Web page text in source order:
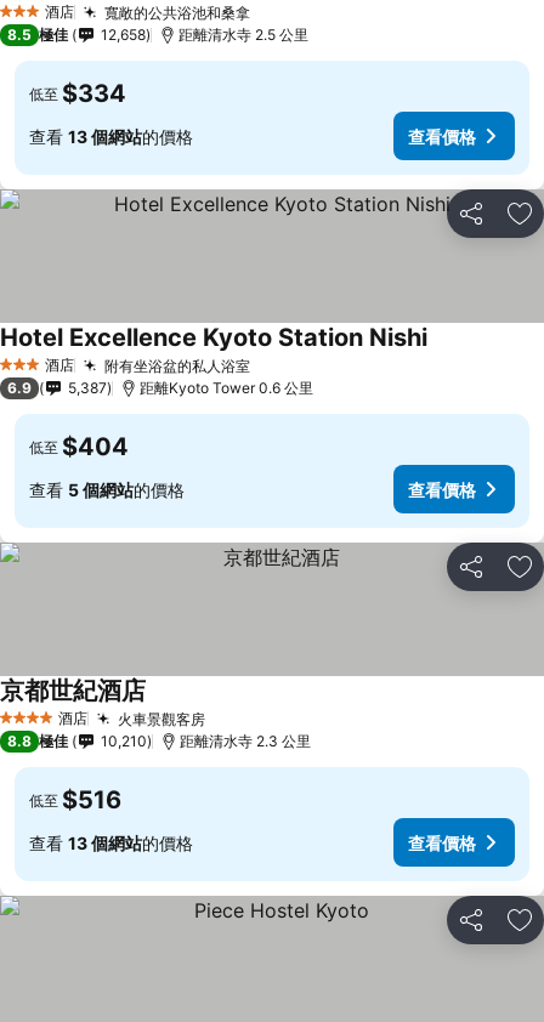
3 星級 酒店 寬敞的公共浴池和桑拿
8.5 極佳 12,658 距離清水寺 2.5 公里
低至 $334
查看 13 個網站的價格 查看價格
分享 放
3 星級 酒店 附有坐浴盆的私人浴室
Hotel Excellence Kyoto Station Nishi
6.9 5,387 距離Kyoto Tower 0.6 公里
低至 $404
查看 5 個網站的價格 查看價格
分享 放
4 星級 酒店 火車景觀客房
京都世紀酒店
8.8 極佳 10,210 距離清水寺 2.3 公里
低至 $516
查看 13 個網站的價格 查看價格
分享 放